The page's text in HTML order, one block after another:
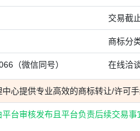
交易截
商标分
（微信同号） 在线洽谈
心提供专业高效的商标转让/许可
台审核发布且平台负责后续交易事